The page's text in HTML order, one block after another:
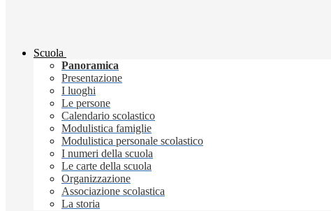
Scuola
Panoramica
Presentazione
I luoghi
Le persone
Calendario scolastico
Modulistica famiglie
Modulistica personale scolastico
I numeri della scuola
Le carte della scuola
Organizzazione
Associazione scolastica
La storia